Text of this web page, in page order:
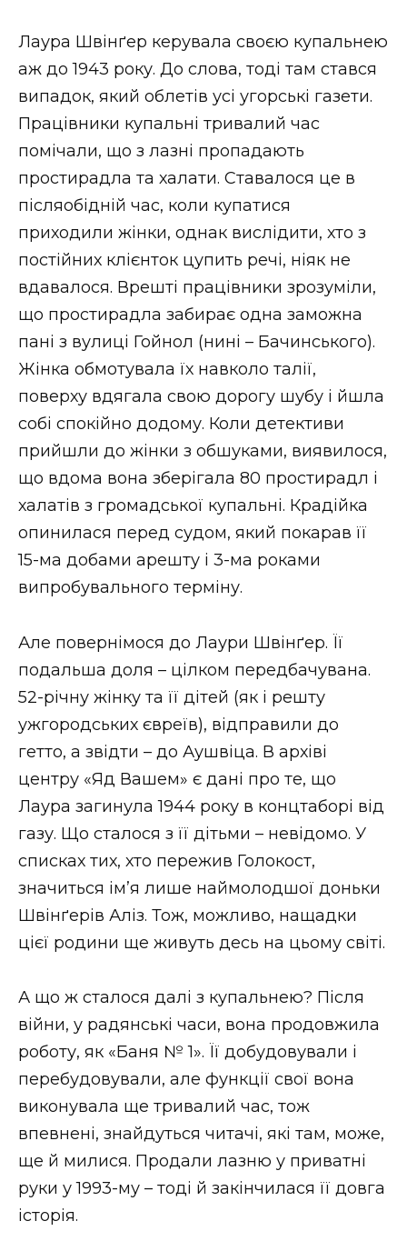
Лаура Швінґер керувала своєю купальнею
аж до 1943 року. До слова, тоді там стався
випадок, який облетів усі угорські газети.
Працівники купальні тривалий час
помічали, що з лазні пропадають
простирадла та халати. Ставалося це в
післяобідній час, коли купатися
приходили жінки, однак вислідити, хто з
постійних клієнток цупить речі, ніяк не
вдавалося. Врешті працівники зрозуміли,
що простирадла забирає одна заможна
пані з вулиці Гойнол (нині – Бачинського).
Жінка обмотувала їх навколо талії,
поверху вдягала свою дорогу шубу і йшла
собі спокійно додому. Коли детективи
прийшли до жінки з обшуками, виявилося,
що вдома вона зберігала 80 простирадл і
халатів з громадської купальні. Крадійка
опинилася перед судом, який покарав її
15-ма добами арешту і 3-ма роками
випробувального терміну.
Але повернімося до Лаури Швінґер. Її
подальша доля – цілком передбачувана.
52-річну жінку та її дітей (як і решту
ужгородських євреїв), відправили до
гетто, а звідти – до Аушвіца. В архіві
центру «Яд Вашем» є дані про те, що
Лаура загинула 1944 року в концтаборі від
газу. Що сталося з її дітьми – невідомо. У
списках тих, хто пережив Голокост,
значиться ім’я лише наймолодшої доньки
Швінґерів Аліз. Тож, можливо, нащадки
цієї родини ще живуть десь на цьому світі.
А що ж сталося далі з купальнею? Після
війни, у радянські часи, вона продовжила
роботу, як «Баня № 1». Її добудовували і
перебудовували, але функції свої вона
виконувала ще тривалий час, тож
впевнені, знайдуться читачі, які там, може,
ще й милися. Продали лазню у приватні
руки у 1993-му – тоді й закінчилася її довга
історія.